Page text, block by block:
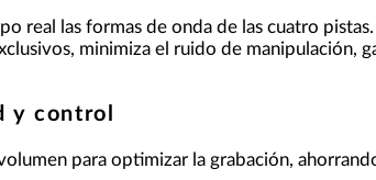
real las formas de onda de las cuatro
minimiza el ruido de manipulación,
y control
para optimizar la grabación,